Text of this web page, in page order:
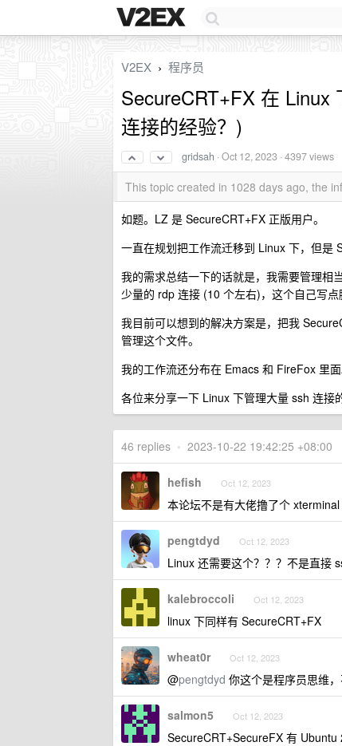
V2EX › 程序员
SecureCRT+FX 在 Linux
连接的经验？)
gridsah ·Oct 12, 2023 · 4397 views
This topic created in 1028 days ago, the
如题。LZ 是 SecureCRT+FX 正版用户。
一直在规划把工作流迁移到 Linux 下，但是
我的需求总结一下的话就是，我需要管理相
少量的 rdp 连接 (10 个左右)，这个自己写点
我目前可以想到的解决方案是，把我
管理这个文件。
我的工作流还分布在 Emacs 和 FireFox 里面
各位来分享一下 Linux 下管理大量 ssh 连接
46 replies • 2023-10-22 19:42:25 +08:00
hefish Oct 12, 2023
本论坛不是有大佬撸了个 xterminal
pengtdyd Oct 12, 2023
Linux 还需要这个？？？不是直接
kalebroccoli Oct 12, 2023
linux 下同样有 SecureCRT+FX
wheat0r Oct 12, 2023
@pengtdyd 你这个是程序员思维
salmon5 Oct 12, 2023
SecureCRT+SecureFX 有 Ubuntu